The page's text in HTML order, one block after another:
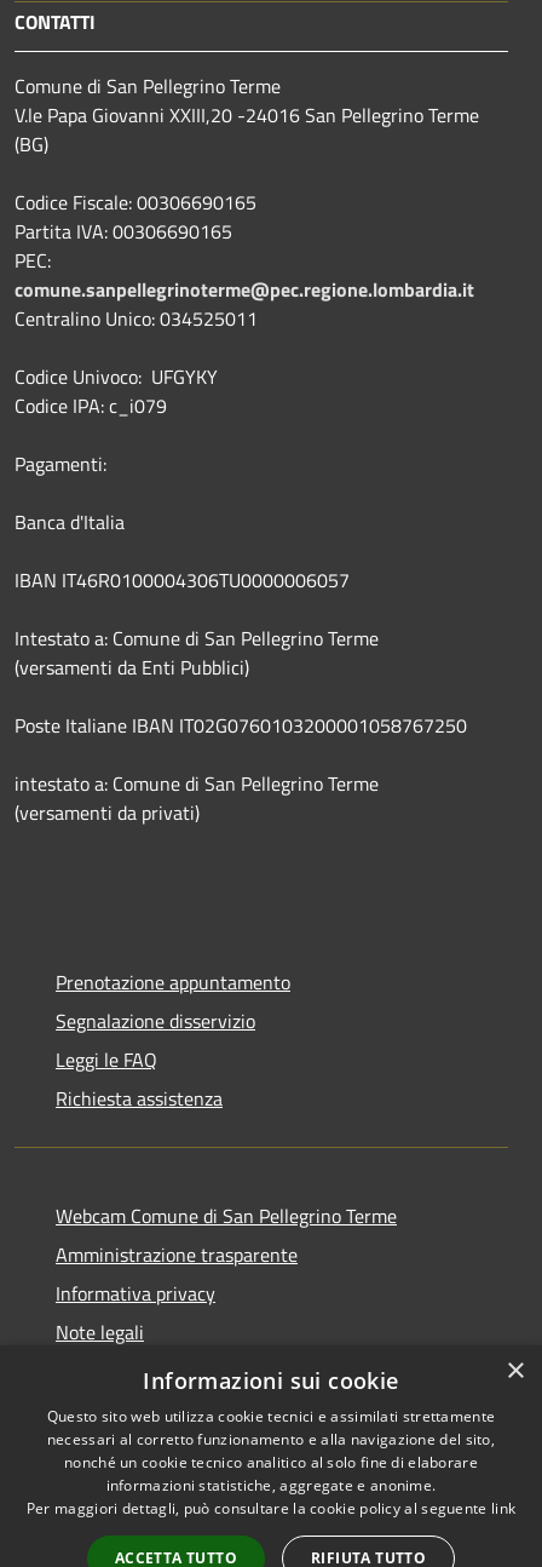
CONTATTI
Comune di San Pellegrino Terme
V.le Papa Giovanni XXIII,20 -24016 San Pellegrino Terme
(BG)
Codice Fiscale: 00306690165
Partita IVA: 00306690165
PEC:
comune.sanpellegrinoterme@pec.regione.lombardia.it
Centralino Unico: 034525011
Codice Univoco: UFGYKY
Codice IPA: c_i079
Pagamenti:
Banca d'Italia
IBAN IT46R0100004306TU0000006057
Intestato a: Comune di San Pellegrino Terme
(versamenti da Enti Pubblici)
Poste Italiane IBAN IT02G0760103200001058767250
intestato a: Comune di San Pellegrino Terme
(versamenti da privati)
Prenotazione appuntamento
Segnalazione disservizio
Leggi le FAQ
Richiesta assistenza
Webcam Comune di San Pellegrino Terme
Amministrazione trasparente
Informativa privacy
Note legali
Dichiarazione di accessibilità
Accessibilità
Copyright © 2026 • Comune di
San Pellegrino Terme •
Powered byMunicipium
×
Informazioni sui cookie
Questo sito web utilizza cookie tecnici e assimilati strettamente
necessari al corretto funzionamento e alla navigazione del sito,
nonché un cookie tecnico analitico al solo fine di elaborare
informazioni statistiche, aggregate e anonime.
Per maggiori dettagli, può consultare la cookie policy al seguente link
ACCETTA TUTTO RIFIUTA TUTTO